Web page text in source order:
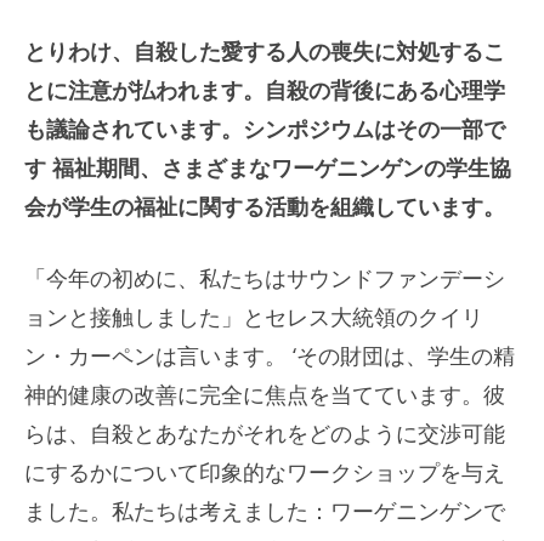
とりわけ、自殺した愛する人の喪失に対処するこ
とに注意が払われます。自殺の背後にある心理学
も議論されています。シンポジウムはその一部で
す 福祉期間、さまざまなワーゲニンゲンの学生協
会が学生の福祉に関する活動を組織しています。
「今年の初めに、私たちはサウンドファンデーシ
ョンと接触しました」とセレス大統領のクイリ
ン・カーペンは言います。 ‘その財団は、学生の精
神的健康の改善に完全に焦点を当てています。彼
らは、自殺とあなたがそれをどのように交渉可能
にするかについて印象的なワークショップを与え
ました。私たちは考えました：ワーゲニンゲンで